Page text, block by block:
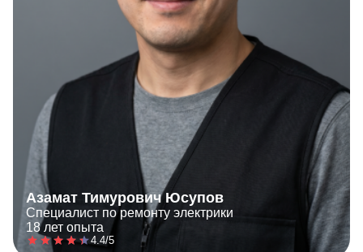
Азамат Тимурович Юсупов
Специалист по ремонту электрики
18 лет опыта
4.4/5